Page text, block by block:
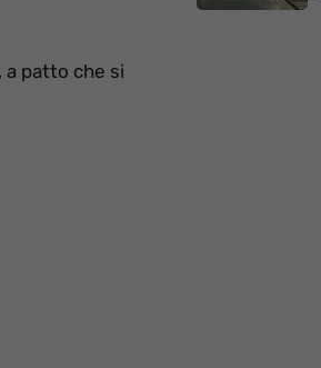
a patto che si